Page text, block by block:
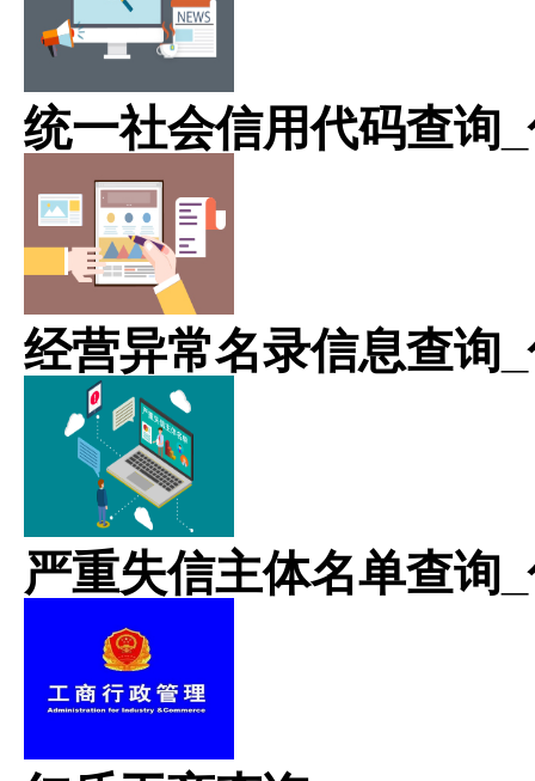
统一社会信用代码查询
经营异常名录信息查询
严重失信主体名单查询